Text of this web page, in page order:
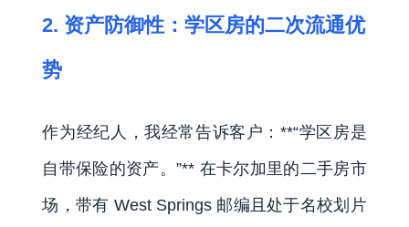
2. 资产防御性：学区房的二次流通优
势
作为经纪人，我经常告诉客户：**“学区房是
自带保险的资产。”** 在卡尔加里的二手房市
场，带有 West Springs 邮编且处于名校划片